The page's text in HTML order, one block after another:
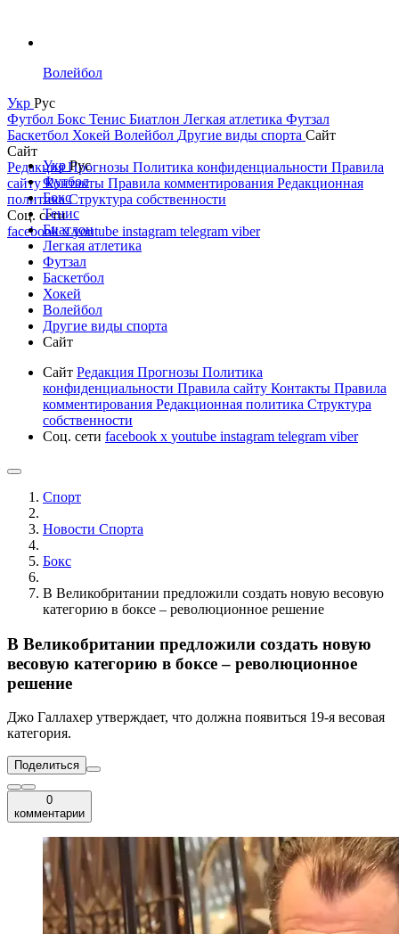
Волейбол
Укр Рус
Футбол Бокс Тенис Биатлон Легкая атлетика Футзал
Баскетбол Хокей Волейбол Другие виды спорта Сайт
Сайт
РедакцияПрогнозы Политика конфиденциальности Правила
сайтуКонтакты Правила комментирования Редакционная
политикаСтруктура собственности
Соц. сети
facebookxyoutube instagram telegram viber
УкрРус
Футбол
Бокс
Тенис
Биатлон
Легкая атлетика
Футзал
Баскетбол
Хокей
Волейбол
Другие виды спорта
Сайт
Сайт Редакция Прогнозы Политика
конфиденциальности Правила сайту Контакты Правила
комментирования Редакционная политика Структура
собственности
Соц. сети facebook x youtube instagram telegram viber
Спорт
Новости Cпорта
Бокс
В Великобритании предложили создать новую весовую
категорию в боксе – революционное решение
В Великобритании предложили создать новую
весовую категорию в боксе – революционное
решение
Джо Галлахер утверждает, что должна появиться 19-я весовая
категория.
Поделиться
0
комментарии